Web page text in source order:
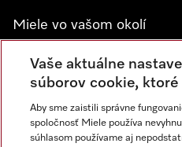
Miele vo vašom okolí
Spoznajte predajne Miele
Newsletter
Vaše aktuálne
súborov cookie,
Aby sme zaistili správne
spoločnosť Miele používa
súhlasom používame aj